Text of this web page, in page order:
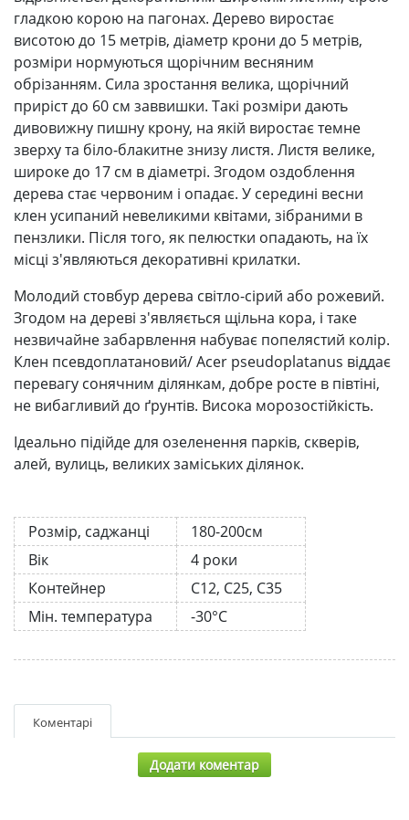
гладкою корою на пагонах. Дерево виростає
висотою до 15 метрів, діаметр крони до 5 метрів,
розміри нормуються щорічним весняним
обрізанням. Сила зростання велика, щорічний
приріст до 60 см заввишки. Такі розміри дають
дивовижну пишну крону, на якій виростає темне
зверху та біло-блакитне знизу листя. Листя велике,
широке до 17 см в діаметрі. Згодом оздоблення
дерева стає червоним і опадає. У середині весни
клен усипаний невеликими квітами, зібраними в
пензлики. Після того, як пелюстки опадають, на їх
місці з'являються декоративні крилатки.
Молодий стовбур дерева світло-сірий або рожевий.
Згодом на дереві з'являється щільна кора, і таке
незвичайне забарвлення набуває попелястий колір.
Клен псевдоплатановий/ Acer pseudoplatanus віддає
перевагу сонячним ділянкам, добре росте в півтіні,
не вибагливий до ґрунтів. Висока морозостійкість.
Ідеально підійде для озеленення парків, скверів,
алей, вулиць, великих заміських ділянок.
Розмір, саджанці
180-200см
Вік
4 роки
Контейнер
С12, С25, С35
Мін. температура
-30°C
Коментарі
Додати коментар